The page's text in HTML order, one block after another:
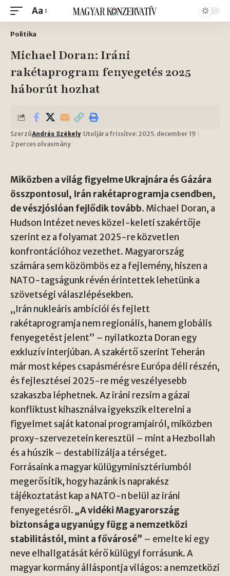
Aa
Politika
Michael Doran: Iráni
rakétaprogram fenyegetés 2025
háborút hozhat
SzerzőAndrás Székely Utoljára frissítve: 2025. december 19
2 perces olvasmány
Miközben a világ figyelme Ukrajnára és Gázára
összpontosul, Irán rakétaprogramja csendben,
de vészjóslóan fejlődik tovább. Michael Doran, a
Hudson Intézet neves közel-keleti szakértője
szerint ez a folyamat 2025-re közvetlen
konfrontációhoz vezethet. Magyarország
számára sem közömbös ez a fejlemény, hiszen a
NATO-tagságunk révén érintettek lehetünk a
szövetségi válaszlépésekben.
„Irán nukleáris ambíciói és fejlett
rakétaprogramja nem regionális, hanem globális
fenyegetést jelent” – nyilatkozta Doran egy
exkluzív interjúban. A szakértő szerint Teherán
már most képes csapásmérésre Európa déli részén,
és fejlesztései 2025-re még veszélyesebb
szakaszba léphetnek. Az iráni rezsim a gázai
konfliktust kihasználva igyekszik elterelni a
figyelmet saját katonai programjairól, miközben
proxy-szervezetein keresztül – mint a Hezbollah
és a húszik – destabilizálja a térséget.
Forrásaink a magyar külügyminisztériumból
megerősítik, hogy hazánk is naprakész
tájékoztatást kap a NATO-n belül az iráni
fenyegetésről.„A vidéki Magyarország
biztonsága ugyanúgy függ a nemzetközi
stabilitástól, mint a fővárosé” – emelte ki egy
neve elhallgatását kérő külügyi forrásunk. A
magyar kormány álláspontja világos: a nemzetközi